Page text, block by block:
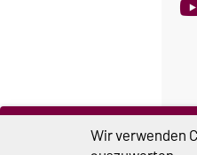
Wir verwenden